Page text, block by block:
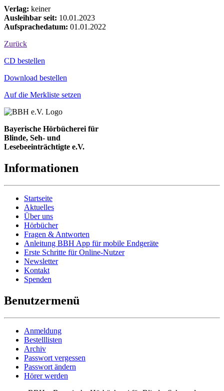
Verlag: keiner
Ausleihbar seit: 10.01.2023
Aufsprachedatum: 01.01.2022
Zurück
Bestell-Aktionen
CD bestellen
Download bestellen
Auf die Merkliste setzen
Bayerische Hörbücherei für
Blinde, Seh- und
Lesebeeinträchtigte e.V.
Informationen
Startseite
Aktuelles
Über uns
Hörbücher
Fragen & Antworten
Anleitung BBH App für mobile Endgeräte
Erste Schritte für Online-Nutzer
Newsletter
Kontakt
Spenden
Benutzermenü
Anmeldung
Bestelllisten
Archiv
Passwort vergessen
Passwort ändern
Hörer werden